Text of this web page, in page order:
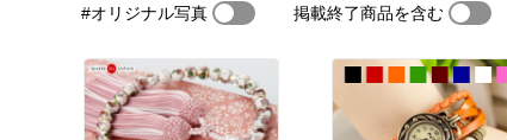
#オリジナル写真 掲載終了商品を含む